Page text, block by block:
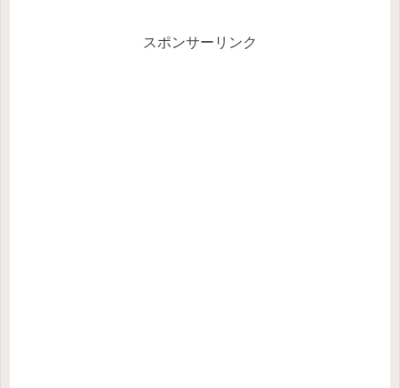
スポンサーリンク